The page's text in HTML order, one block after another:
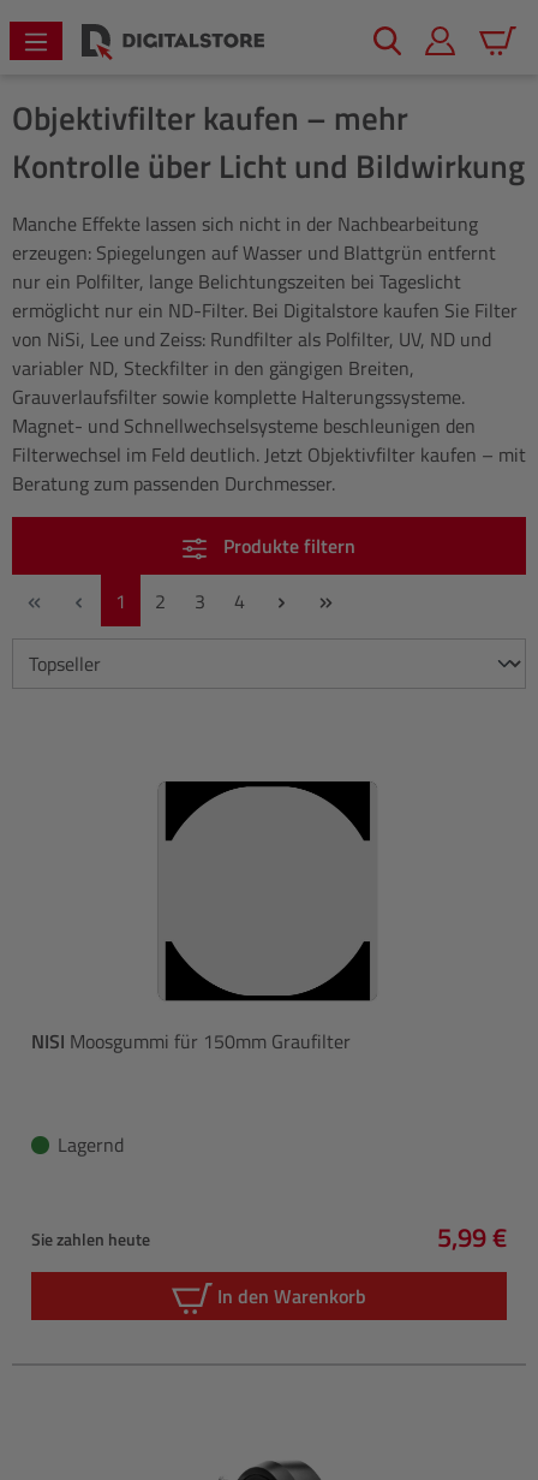
springen
Objektivfilter kaufen – mehr
Kontrolle über Licht und Bildwirkung
Manche Effekte lassen sich nicht in der Nachbearbeitung
erzeugen: Spiegelungen auf Wasser und Blattgrün entfernt
nur ein Polfilter, lange Belichtungszeiten bei Tageslicht
ermöglicht nur ein ND-Filter. Bei Digitalstore kaufen Sie Filter
von NiSi, Lee und Zeiss: Rundfilter als Polfilter, UV, ND und
variabler ND, Steckfilter in den gängigen Breiten,
Grauverlaufsfilter sowie komplette Halterungssysteme.
Magnet- und Schnellwechselsysteme beschleunigen den
Filterwechsel im Feld deutlich. Jetzt Objektivfilter kaufen – mit
Beratung zum passenden Durchmesser.
Produkte filtern
Seite
1 Seite
2 Seite
3 Seite
4
NISI Moosgummi für 150mm Graufilter
Lagernd
Sie zahlen heute 5,99 €
In den Warenkorb